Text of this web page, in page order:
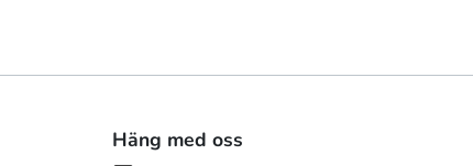
Häng med oss